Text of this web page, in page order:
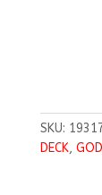
SKU:
DECK,